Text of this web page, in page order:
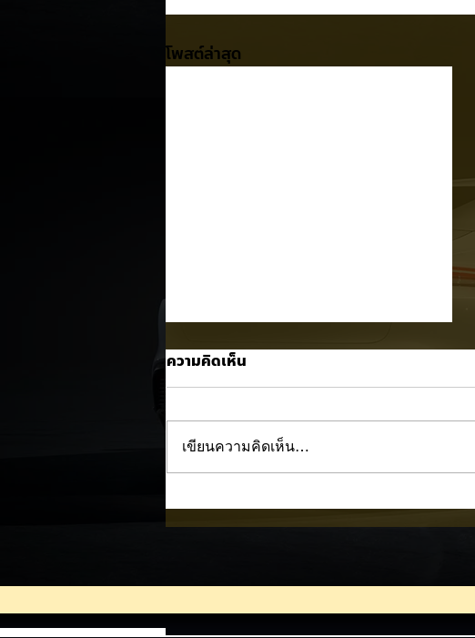
โพสต์ล่าสุด
LEAPMOTOR B03X เตรียมเปิด
กะทัดรัด ลุ้นสเปคและราคาเร็วๆ นี้
ความคิดเห็น
เขียนความคิดเห็น…